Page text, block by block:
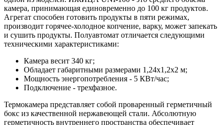
камера, принимающая единовременно до 100 кг продуктов.
Агрегат способен готовить продукты в пяти режимах,
производит горячее-холодное копчение, варку, может запекать
и сушить продукты. Полуавтомат отличается следующими
техническими характеристиками:
Камера весит 340 кг;
Обладает габаритными размерами 1,24х1,2х2 м;
Мощность энергопотребления - 5 КВт/час;
Подключение - трехфазное.
Термокамера представляет собой проваренный герметичный
бокс из качественной нержавеющей стали. Абсолютную
герметичность внутреннего пространства обеспечивает